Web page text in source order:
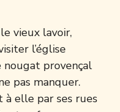
vieux lavoir,
l’église
provençal
pas manquer.
elle par ses rues